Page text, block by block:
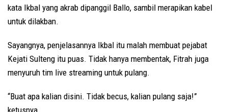
kata Ikbal yang akrab dipanggil Ballo, sambil merapikan kabel
untuk dilakban.
Sayangnya, penjelasannya Ikbal itu malah membuat pejabat
Kejati Sulteng itu puas. Tidak hanya membentak, Fitrah juga
menyuruh tim live streaming untuk pulang.
“Buat apa kalian disini. Tidak becus, kalian pulang saja!”